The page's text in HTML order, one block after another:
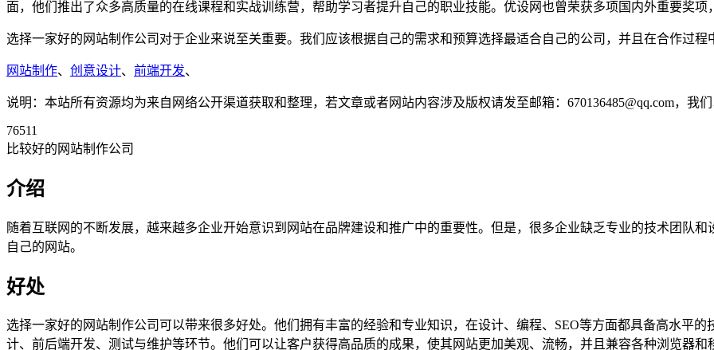
面，他们推出了众多高质量的在线课程和实战训练营，帮助学习者提升自己的职业技能。优设网也曾荣获多项国内外重要奖项
选择一家好的网站制作公司对于企业来说至关重要。我们应该根据自己的需求和预算选择最适合自己的公司，并且在合作过
网站制作、 创意设计、 前端开发、
说明：本站所有资源均为来自网络公开渠道获取和整理，若文章或者网站内容涉及版权请发至邮箱：670136485@qq.com，我
76511
比较好的网站制作公司
介绍
随着互联网的不断发展，越来越多企业开始意识到网站在品牌建设和推广中的重要性。但是，很多企业缺乏专业的技术团队
自己的网站。
好处
选择一家好的网站制作公司可以带来很多好处。他们拥有丰富的经验和专业知识，在设计、编程、SEO等方面都具备高水平
计、前后端开发、测试与维护等环节。他们可以让客户获得高品质的成果，使其网站更加美观、流畅，并且兼容各种浏览器和